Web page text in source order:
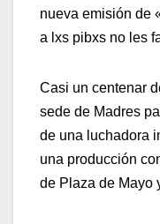
nueva emisión de
a lxs pibxs no les
Casi un centenar
sede de Madres
de una luchadora
una producción
de Plaza de Mayo